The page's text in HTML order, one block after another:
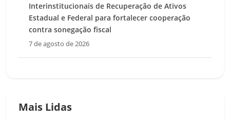
Interinstitucionais de Recuperação de Ativos
Estadual e Federal para fortalecer cooperação
contra sonegação fiscal
7 de agosto de 2026
Mais Lidas